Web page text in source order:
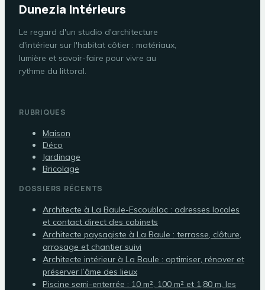
Dunezia Intérieurs
Le regard d'un studio d'architecture
d'intérieur sur l'habitat côtier : matériaux,
lumière et savoir-faire pour vivre au
rythme du littoral.
RUBRIQUES
Maison
Déco
Jardinage
Bricolage
DOSSIERS RÉCENTS
Architecte à La Baule-Escoublac : adresses locales
et contact direct des cabinets
Architecte paysagiste à La Baule : terrasse, clôture,
arrosage et chantier suivi
Architecte intérieur à La Baule : optimiser, rénover et
préserver l’âme des lieux
Piscine semi-enterrée : 10 m², 100 m² et 1,80 m, les